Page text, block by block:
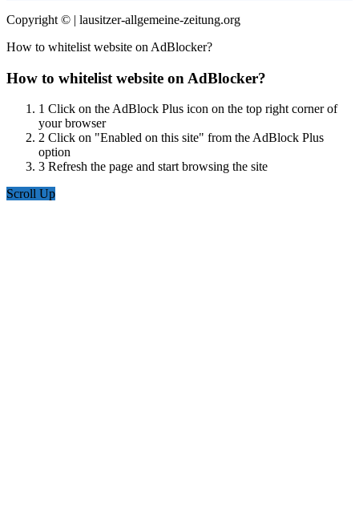
Copyright © | lausitzer-allgemeine-zeitung.org
How to whitelist website on AdBlocker?
How to whitelist website on AdBlocker?
1 Click on the AdBlock Plus icon on the top right corner of
your browser
2 Click on "Enabled on this site" from the AdBlock Plus
option
3 Refresh the page and start browsing the site
Scroll Up